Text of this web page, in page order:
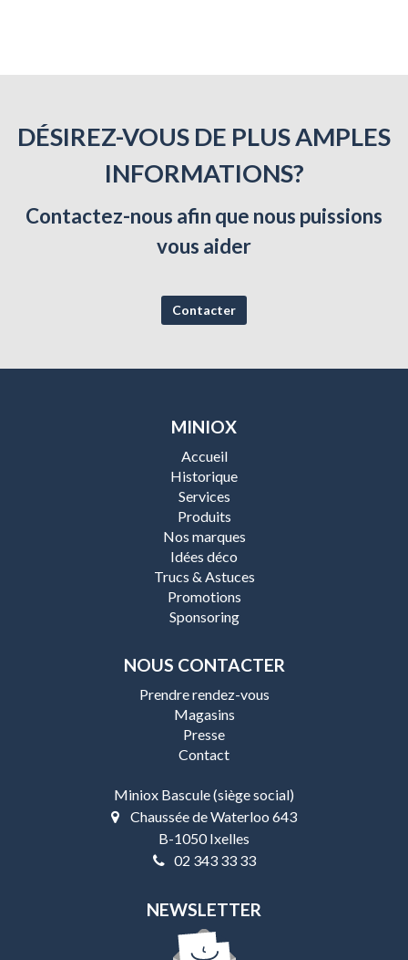
DÉSIREZ-VOUS DE PLUS AMPLES
INFORMATIONS?
Contactez-nous afin que nous puissions
vous aider
Contacter
MINIOX
Accueil
Historique
Services
Produits
Nos marques
Idées déco
Trucs & Astuces
Promotions
Sponsoring
NOUS CONTACTER
Prendre rendez-vous
Magasins
Presse
Contact
Miniox Bascule (siège social)
Chaussée de Waterloo 643
B-1050 Ixelles
02 343 33 33
NEWSLETTER